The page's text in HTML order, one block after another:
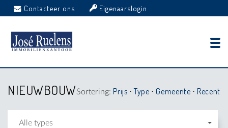
Contacteer ons Eigenaarslogin
NIEUWBOUWSortering: Prijs ⋅ Type ⋅Gemeente ⋅ Recent
Alle types